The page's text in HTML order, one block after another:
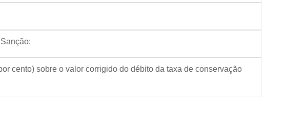
cento) sobre o valor corrigido do débito da taxa de conservação